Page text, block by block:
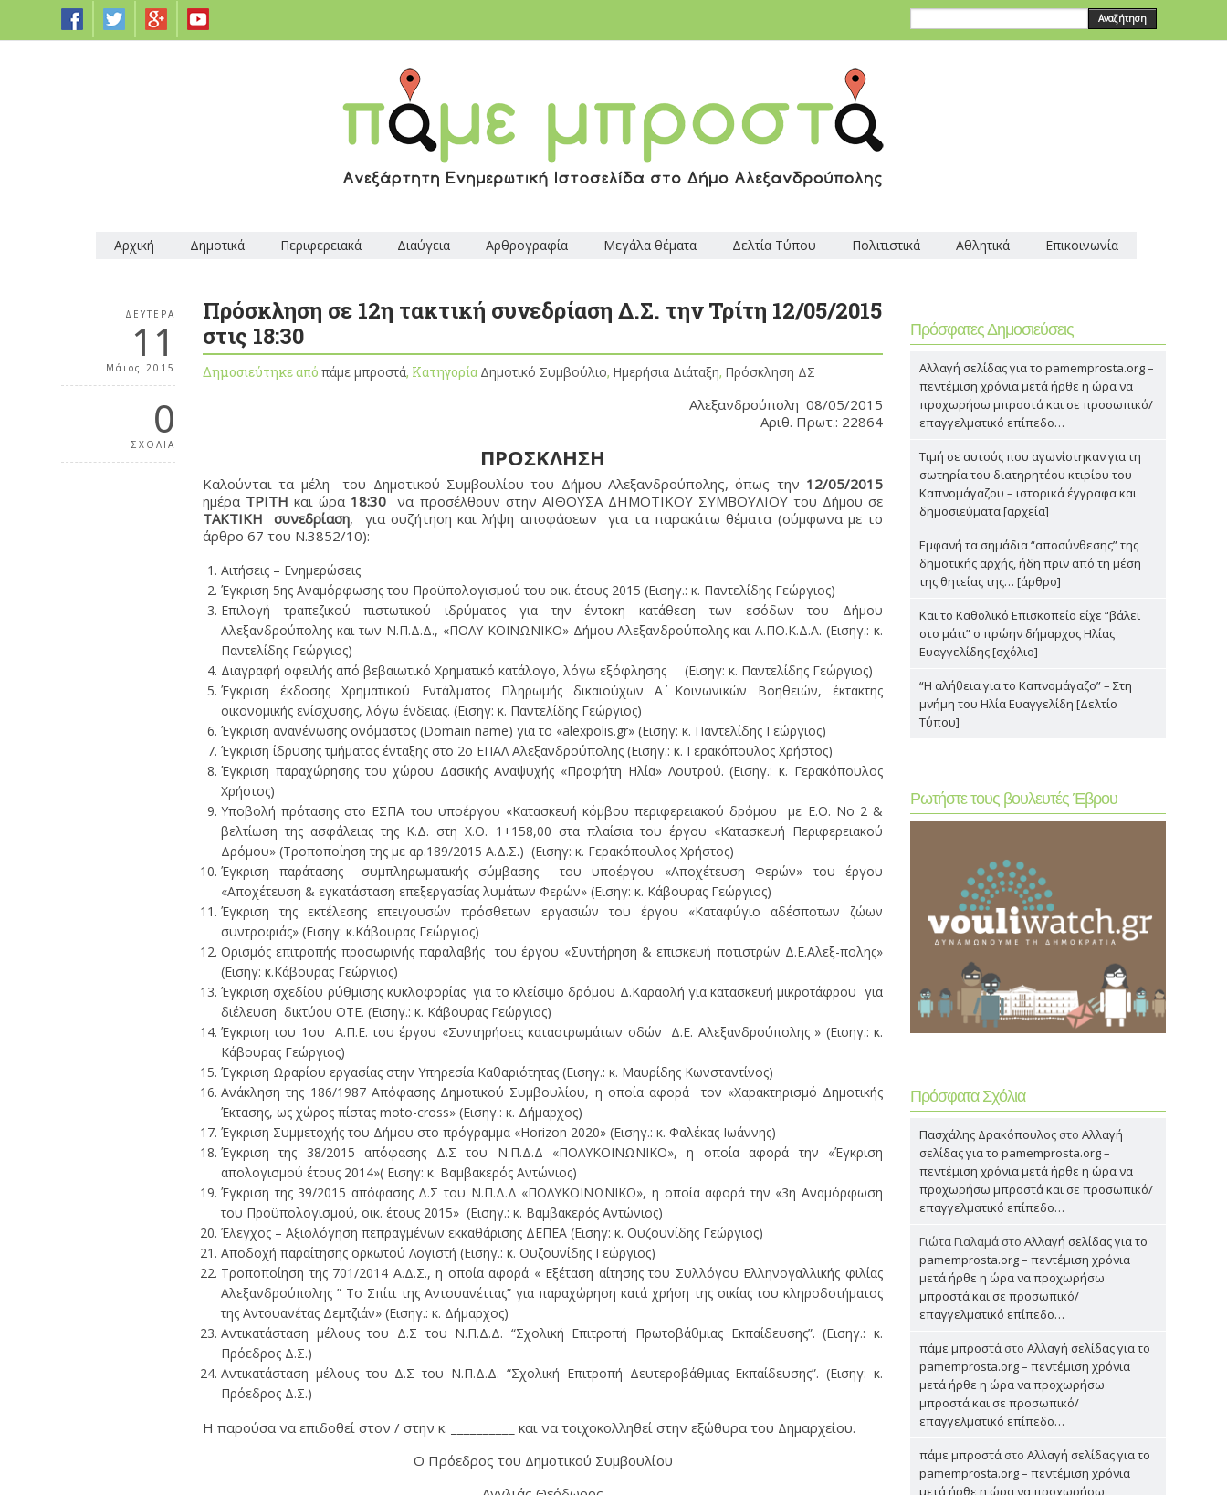
Αναζήτηση
Αρχική Δημοτικά Περιφερειακά Διαύγεια Αρθρογραφία Μεγάλα θέματα Δελτία Τύπου Πολιτιστικά Αθλητικά Επικοινωνία
ΔΕΥΤΈΡΑ
11
Μάιος 2015
0
ΣΧΟΛΙΑ
Πρόσκληση σε 12η τακτική συνεδρίαση Δ.Σ. την Τρίτη 12/05/2015
στις 18:30
Δημοσιεύτηκε απόπάμε μπροστά, Κατηγορία Δημοτικό Συμβούλιο, Ημερήσια Διάταξη, Πρόσκληση ΔΣ
Αλεξανδρούπολη 08/05/2015
Αριθ. Πρωτ.: 22864
ΠΡΟΣΚΛΗΣΗ
Καλούνται τα μέλη του Δημοτικού Συμβουλίου του Δήμου Αλεξανδρούπολης, όπως την 12/05/2015
ημέρα ΤΡΙΤΗ και ώρα 18:30 να προσέλθουν στην ΑΙΘΟΥΣΑ ΔΗΜΟΤΙΚΟΥ ΣΥΜΒΟΥΛΙΟΥ του Δήμου σε
ΤΑΚΤΙΚΗ συνεδρίαση, για συζήτηση και λήψη αποφάσεων για τα παρακάτω θέματα (σύμφωνα με το
άρθρο 67 του Ν.3852/10):
Αιτήσεις – Ενημερώσεις
Έγκριση 5ης Αναμόρφωσης του Προϋπολογισμού του οικ. έτους 2015 (Εισηγ.: κ. Παντελίδης Γεώργιος)
Επιλογή τραπεζικού πιστωτικού ιδρύματος για την έντοκη κατάθεση των εσόδων του Δήμου
Αλεξανδρούπολης και των Ν.Π.Δ.Δ., «ΠΟΛΥ-ΚΟΙΝΩΝΙΚΟ» Δήμου Αλεξανδρούπολης και Α.ΠΟ.Κ.Δ.Α. (Εισηγ.: κ.
Παντελίδης Γεώργιος)
Διαγραφή οφειλής από βεβαιωτικό Χρηματικό κατάλογο, λόγω εξόφλησης (Εισηγ: κ. Παντελίδης Γεώργιος)
Έγκριση έκδοσης Χρηματικού Εντάλματος Πληρωμής δικαιούχων Α΄ Κοινωνικών Βοηθειών, έκτακτης
οικονομικής ενίσχυσης, λόγω ένδειας. (Εισηγ: κ. Παντελίδης Γεώργιος)
Έγκριση ανανένωσης ονόμαστος (Domain name) για το «alexpolis.gr» (Εισηγ: κ. Παντελίδης Γεώργιος)
Έγκριση ίδρυσης τμήματος ένταξης στο 2ο ΕΠΑΛ Αλεξανδρούπολης (Εισηγ.: κ. Γερακόπουλος Χρήστος)
Έγκριση παραχώρησης του χώρου Δασικής Αναψυχής «Προφήτη Ηλία» Λουτρού. (Εισηγ.: κ. Γερακόπουλος
Χρήστος)
Υποβολή πρότασης στο ΕΣΠΑ του υποέργου «Κατασκευή κόμβου περιφερειακού δρόμου με Ε.Ο. Νο 2 &
βελτίωση της ασφάλειας της Κ.Δ. στη Χ.Θ. 1+158,00 στα πλαίσια του έργου «Κατασκευή Περιφερειακού
Δρόμου» (Τροποποίηση της με αρ.189/2015 Α.Δ.Σ.) (Εισηγ: κ. Γερακόπουλος Χρήστος)
Έγκριση παράτασης –συμπληρωματικής σύμβασης του υποέργου «Αποχέτευση Φερών» του έργου
«Αποχέτευση & εγκατάσταση επεξεργασίας λυμάτων Φερών» (Εισηγ: κ. Κάβουρας Γεώργιος)
Έγκριση της εκτέλεσης επειγουσών πρόσθετων εργασιών του έργου «Καταφύγιο αδέσποτων ζώων
συντροφιάς» (Εισηγ: κ.Κάβουρας Γεώργιος)
Ορισμός επιτροπής προσωρινής παραλαβής του έργου «Συντήρηση & επισκευή ποτιστρών Δ.Ε.Αλεξ-πολης»
(Εισηγ: κ.Κάβουρας Γεώργιος)
Έγκριση σχεδίου ρύθμισης κυκλοφορίας για το κλείσιμο δρόμου Δ.Καραολή για κατασκευή μικροτάφρου για
διέλευση δικτύου ΟΤΕ. (Εισηγ.: κ. Κάβουρας Γεώργιος)
Έγκριση του 1ου Α.Π.Ε. του έργου «Συντηρήσεις καταστρωμάτων οδών Δ.Ε. Αλεξανδρούπολης » (Εισηγ.: κ.
Κάβουρας Γεώργιος)
Έγκριση Ωραρίου εργασίας στην Υπηρεσία Καθαριότητας (Εισηγ.: κ. Μαυρίδης Κωνσταντίνος)
Ανάκληση της 186/1987 Απόφασης Δημοτικού Συμβουλίου, η οποία αφορά τον «Χαρακτηρισμό Δημοτικής
Έκτασης, ως χώρος πίστας moto-cross» (Εισηγ.: κ. Δήμαρχος)
Έγκριση Συμμετοχής του Δήμου στο πρόγραμμα «Horizon 2020» (Εισηγ.: κ. Φαλέκας Ιωάννης)
Έγκριση της 38/2015 απόφασης Δ.Σ του Ν.Π.Δ.Δ «ΠΟΛΥΚΟΙΝΩΝΙΚΟ», η οποία αφορά την «Έγκριση
απολογισμού έτους 2014»( Εισηγ: κ. Βαμβακερός Αντώνιος)
Έγκριση της 39/2015 απόφασης Δ.Σ του Ν.Π.Δ.Δ «ΠΟΛΥΚΟΙΝΩΝΙΚΟ», η οποία αφορά την «3η Αναμόρφωση
του Προϋπολογισμού, οικ. έτους 2015» (Εισηγ.: κ. Βαμβακερός Αντώνιος)
Έλεγχος – Αξιολόγηση πεπραγμένων εκκαθάρισης ΔΕΠΕΑ (Εισηγ: κ. Ουζουνίδης Γεώργιος)
Αποδοχή παραίτησης ορκωτού Λογιστή (Εισηγ.: κ. Ουζουνίδης Γεώργιος)
Τροποποίηση της 701/2014 Α.Δ.Σ., η οποία αφορά « Εξέταση αίτησης του Συλλόγου Ελληνογαλλικής φιλίας
Αλεξανδρούπολης ” Το Σπίτι της Αντουανέττας” για παραχώρηση κατά χρήση της οικίας του κληροδοτήματος
της Αντουανέτας Δεμτζιάν» (Εισηγ.: κ. Δήμαρχος)
Αντικατάσταση μέλους του Δ.Σ του Ν.Π.Δ.Δ. “Σχολική Επιτροπή Πρωτοβάθμιας Εκπαίδευσης”. (Εισηγ.: κ.
Πρόεδρος Δ.Σ.)
Αντικατάσταση μέλους του Δ.Σ του Ν.Π.Δ.Δ. “Σχολική Επιτροπή Δευτεροβάθμιας Εκπαίδευσης”. (Εισηγ: κ.
Πρόεδρος Δ.Σ.)
Η παρούσα να επιδοθεί στον / στην κ. __________ και να τοιχοκολληθεί στην εξώθυρα του Δημαρχείου.
Ο Πρόεδρος του Δημοτικού Συμβουλίου
Πρόσφατες Δημοσιεύσεις
Αλλαγή σελίδας για το pamemprosta.org –
πεντέμιση χρόνια μετά ήρθε η ώρα να
προχωρήσω μπροστά και σε προσωπικό/
επαγγελματικό επίπεδο…
Τιμή σε αυτούς που αγωνίστηκαν για τη
σωτηρία του διατηρητέου κτιρίου του
Καπνομάγαζου – ιστορικά έγγραφα και
δημοσιεύματα [αρχεία]
Εμφανή τα σημάδια “αποσύνθεσης” της
δημοτικής αρχής, ήδη πριν από τη μέση
της θητείας της… [άρθρο]
Και το Καθολικό Επισκοπείο είχε “βάλει
στο μάτι” ο πρώην δήμαρχος Ηλίας
Ευαγγελίδης [σχόλιο]
“Η αλήθεια για το Καπνομάγαζο” – Στη
μνήμη του Ηλία Ευαγγελίδη [Δελτίο
Τύπου]
Ρωτήστε τους βουλευτές Έβρου
Πρόσφατα Σχόλια
Πασχάλης Δρακόπουλος στο Αλλαγή
σελίδας για το pamemprosta.org –
πεντέμιση χρόνια μετά ήρθε η ώρα να
προχωρήσω μπροστά και σε προσωπικό/
επαγγελματικό επίπεδο…
Γιώτα Γιαλαμά στο Αλλαγή σελίδας για το
pamemprosta.org – πεντέμιση χρόνια
μετά ήρθε η ώρα να προχωρήσω
μπροστά και σε προσωπικό/
επαγγελματικό επίπεδο…
πάμε μπροστά στο Αλλαγή σελίδας για το
pamemprosta.org – πεντέμιση χρόνια
μετά ήρθε η ώρα να προχωρήσω
μπροστά και σε προσωπικό/
επαγγελματικό επίπεδο…
πάμε μπροστά στο Αλλαγή σελίδας για το
pamemprosta.org – πεντέμιση χρόνια
μετά ήρθε η ώρα να προχωρήσω